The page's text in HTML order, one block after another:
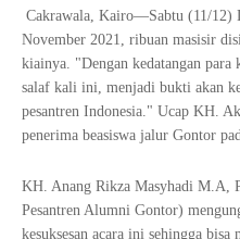
Cakrawala, Kairo—Sabtu (11/12)
November 2021, ribuan masisir
kiainya. "Dengan kedatangan para
salaf kali ini, menjadi bukti akan
pesantren Indonesia." Ucap KH.
penerima beasiswa jalur Gontor
KH. Anang Rikza Masyhadi M.A,
Pesantren Alumni Gontor)
kesuksesan acara ini sehingga